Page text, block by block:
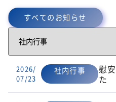
すべてのお知らせ
2026/
07/23
社内行事
慰
た